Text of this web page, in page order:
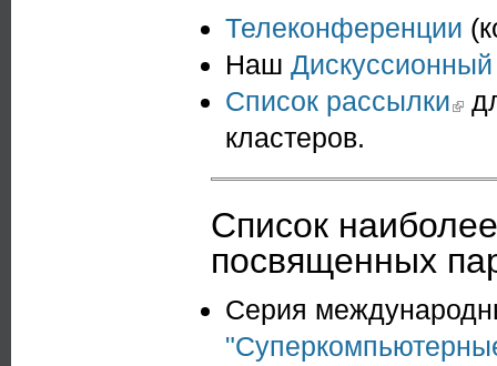
Телеконференции
Наш
Список рассылки (link
кластеров.
Список
посвященных
Серия